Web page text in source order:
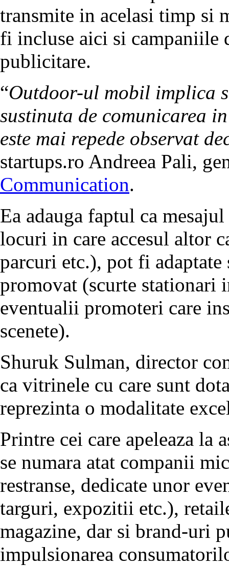
transmite in acelasi timp si
fi incluse aici si campaniile
publicitare.
“Outdoor-ul mobil implica
sustinuta de comunicarea
este mai repede observat
startups.ro Andreea Pali,
Communication.
Ea adauga faptul ca
locuri in care accesul altor
parcuri etc.), pot fi
promovat (scurte stationari
eventualii promoteri care
scenete).
Shuruk Sulman, director
ca vitrinele cu care sunt
reprezinta o modalitate
Printre cei care apeleaza la
se numara atat companii
restranse, dedicate unor
targuri, expozitii etc.),
magazine, dar si brand-uri
impulsionarea